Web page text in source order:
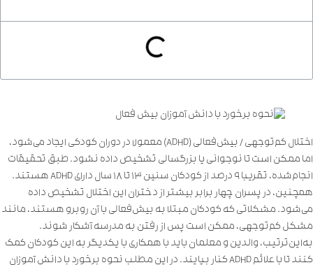
اختلال کم‌توجهی / بیش‌فعالی (ADHD) معمولا در دوران کودکی ایجاد می‌شود،
اما ممکن است تا نوجوانی یا بزرگسالی تشخیص داده نشود. طبق تحقیقات
انجام‌شده، تقریبا 9 درصد از کودکان سنین 13 تا 18 سال دارای ADHD هستند.
همچنین، در پسران چهار برابر بیشتر از دختران این اختلال تشخیص داده
می‌شود. مشکلاتی که کودکان مبتلا به بیش‌فعالی با آن روبرو هستند، مانند
مشکل کم‌توجهی، ممکن است پس از رفتن به مدرسه آشکار شوند.
به‌این‌ترتیب، والدین و معلمان باید با همکاری با یکدیگر به این کودکان کمک
کنند تا با علائم ADHD کنار بیایند. در این مطلب نحوه برخورد با دانش آموزان